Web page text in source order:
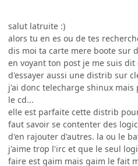
salut latruite :)
alors tu en es ou de tes
dis moi ta carte mere boote sur
en voyant ton post je me suis
d'essayer aussi une distrib sur
j'ai donc telecharge shinux
le cd...
elle est parfaite cette distrib
faut savoir se contenter des
d'en rajouter d'autres. la ou le
j'aime trop l'irc et que le seul
faire est gaim mais gaim le fait